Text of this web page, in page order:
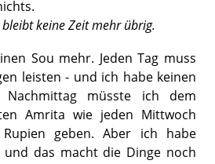
keine Zeit mehr übrig.
Sou mehr. Jeden Tag muss
leisten - und ich habe keinen
müsste ich dem
Amrita wie jeden Mittwoch
geben. Aber ich habe
das macht die Dinge noch